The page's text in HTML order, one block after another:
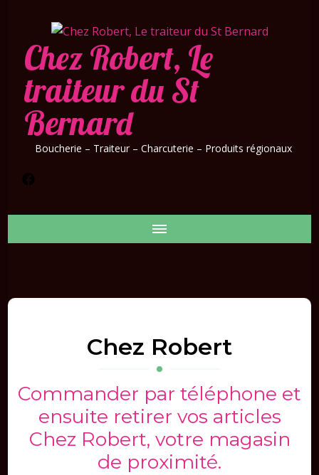
Chez Robert, Le
traiteur du St
Bernard
Boucherie – Traiteur – Charcuterie – Produits régionaux
Chez Robert
Commander par téléphone et
ensuite retirer vos articles
Chez Robert, votre magasin
de proximité.